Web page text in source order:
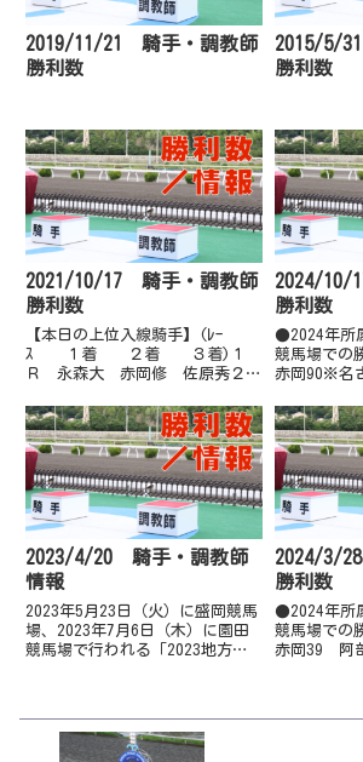
2019/11/21 騎手・調教師
勝利数
2015/5/
勝利数
2021/10/17 騎手・調教師
勝利数
【本日の上位入線騎手】(ﾚｰ
ｽ １着 ２着 ３着)１
Ｒ 永森大 赤岡修 佐原秀２
Ｒ 井上瑛 石本純 永森大４
Ｒ 塚本雄 嬉勝則 林謙佑５
Ｒ 多田誠 佐原秀 宮川実６
Ｒ 岡村卓 永森大 妹尾将７
Ｒ 倉兼育 妹...
2024/10/
勝利数
●2024年所
競馬場での
赤岡90※名
大澤8岡50
22 佐原
多田羅73
47※名古...
2023/4/20 騎手・調教師
情報
2023年5月23日（火）に盛岡競馬
場、2023年7月6日（木）に園田
競馬場で行われる「2023地方競
2024/3/
勝利数
●2024年所
競馬場での
赤岡39 阿